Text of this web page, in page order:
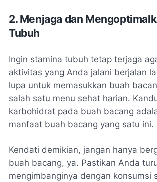
2. Menjaga dan
Tubuh
Ingin stamina tubuh tetap terjaga
aktivitas yang Anda jalani berjalan
lupa untuk memasukkan buah
salah satu menu sehat harian.
karbohidrat pada buah bacang
manfaat buah bacang yang satu ini.
Kendati demikian, jangan hanya
buah bacang, ya. Pastikan Anda
mengimbanginya dengan konsumsi